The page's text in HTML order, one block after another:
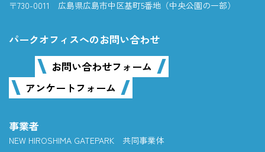
〒730-0011 広島県広島市中区基町5番地（中央公園の一部）
パークオフィスへのお問い合わせ
お問い合わせフォーム
アンケートフォーム
事業者
NEW HIROSHIMA GATEPARK 共同事業体